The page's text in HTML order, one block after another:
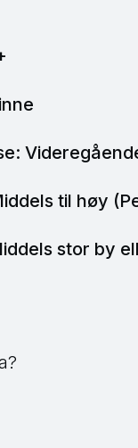
til høy
stor by